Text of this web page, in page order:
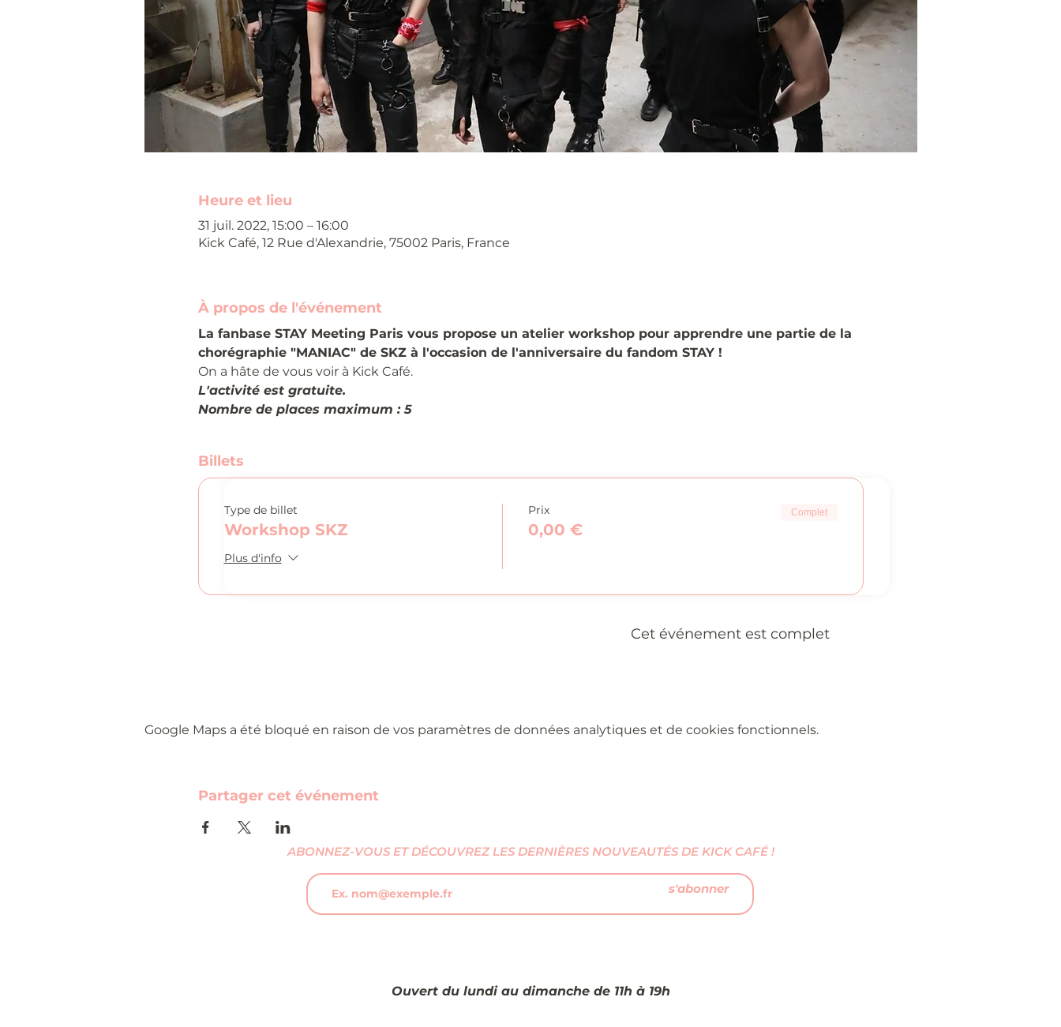
Heure et lieu
31 juil. 2022, 15:00 – 16:00
Kick Café, 12 Rue d'Alexandrie, 75002 Paris, France
À propos de l'événement
La fanbase STAY Meeting Paris vous propose un atelier workshop pour apprendre une partie de la
chorégraphie "MANIAC" de SKZ à l'occasion de l'anniversaire du fandom STAY !
On a hâte de vous voir à Kick Café.
L'activité est gratuite.
Nombre de places maximum : 5
Billets
Type de billet
Workshop SKZ
Plus d'info
Prix
0,00 €
Complet
Cet événement est complet
Google Maps a été bloqué en raison de vos paramètres de données analytiques et de cookies fonctionnels.
Partager cet événement
ABONNEZ-VOUS ET DÉCOUVREZ LES DERNIÈRES NOUVEAUTÉS DE KICK CAFÉ !
s'abonner
Ouvert du lundi au dimanche de 11h à 19h​